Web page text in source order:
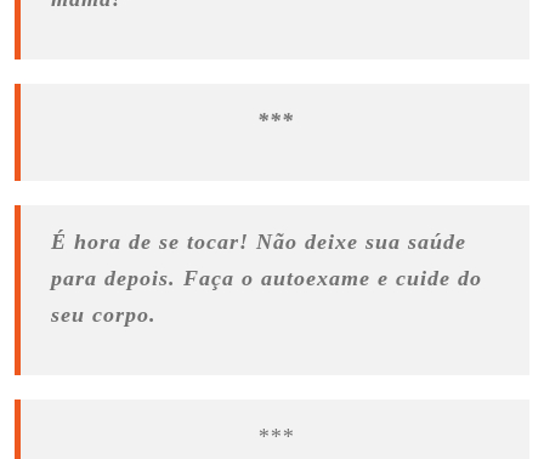
***
É hora de se tocar! Não deixe sua saúde
para depois. Faça o autoexame e cuide do
seu corpo.
***